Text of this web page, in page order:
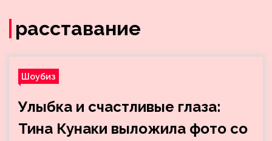
расставание
Шоубиз
Улыбка и счастливые глаза:
Тина Кунаки выложила фото со